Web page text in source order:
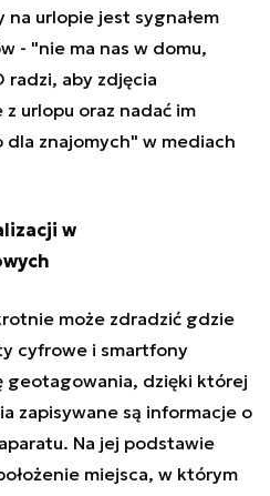
na urlopie jest sygnałem
- "nie ma nas w domu,
radzi, aby zdjęcia
urlopu oraz nadać im
znajomych" w mediach
w
może zdradzić gdzie
cyfrowe i smartfony
geotagowania, dzięki której
zapisywane są informacje o
Na jej podstawie
miejsca, w którym